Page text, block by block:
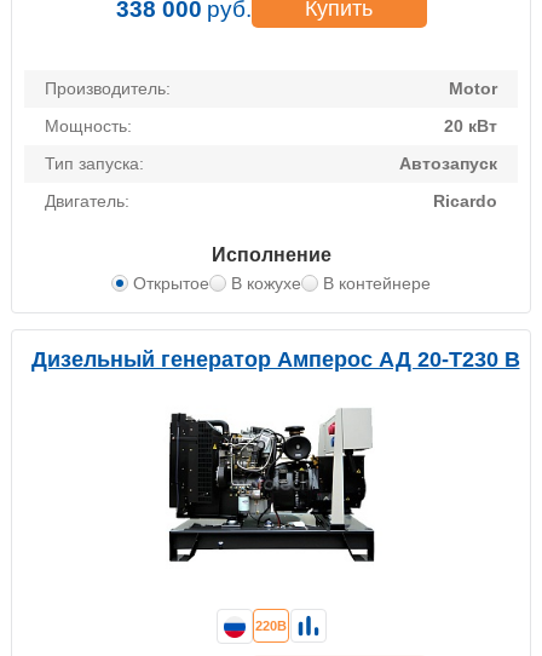
Производитель:
Motor
Мощность:
20 кВт
Тип запуска:
Автозапуск
Двигатель:
Ricardo
Исполнение
Открытое В кожухе В контейнере
338 000 руб. Купить
Дизельный генератор Амперос АД 20-Т230 B
220В